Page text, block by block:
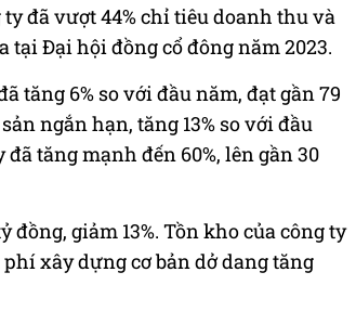
đã vượt 44% chỉ tiêu doanh thu và
tại Đại hội đồng cổ đông năm 2023.
tăng 6% so với đầu năm, đạt gần 79
ngắn hạn, tăng 13% so với đầu
tăng mạnh đến 60%, lên gần 30
giảm 13%. Tồn kho của công ty
xây dựng cơ bản dở dang tăng